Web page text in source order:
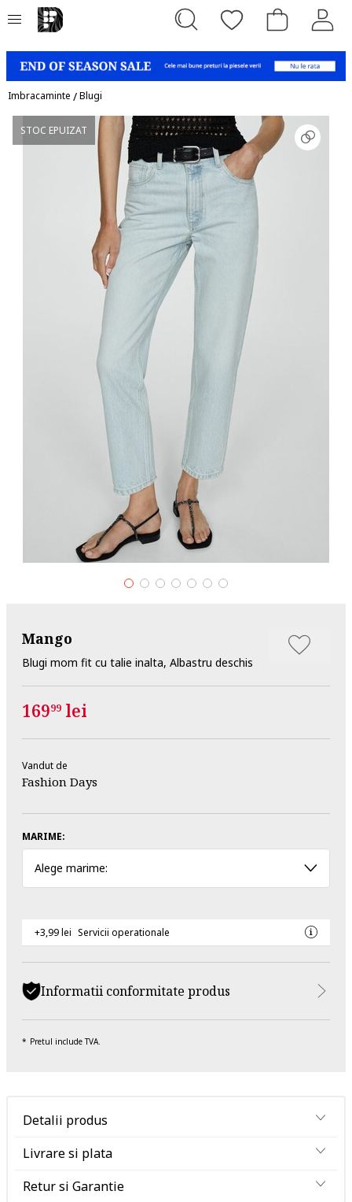
Imbracaminte /Blugi
STOC EPUIZAT
Mango
Blugi mom fit cu talie inalta, Albastru deschis
16999 lei
Vandut de
Fashion Days
MARIME:
Alege marime:
+3,99 lei Servicii operationale
Informatii conformitate produs
Pretul include TVA.
Detalii produs
Livrare si plata
Retur si Garantie